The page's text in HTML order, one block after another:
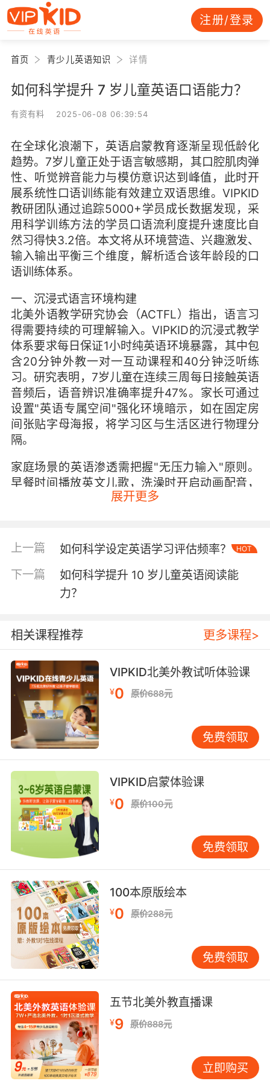
注册/登录
首页 青少儿英语知识 详情
如何科学提升 7 岁儿童英语口语能力？
有资有料 2025-06-08 06:39:54
在全球化浪潮下，英语启蒙教育逐渐呈现低龄化
趋势。7岁儿童正处于语言敏感期，其口腔肌肉弹
性、听觉辨音能力与模仿意识达到峰值，此时开
展系统性口语训练能有效建立双语思维。VIPKID
教研团队通过追踪5000+学员成长数据发现，采
用科学训练方法的学员口语流利度提升速度比自
然习得快3.2倍。本文将从环境营造、兴趣激发、
输入输出平衡三个维度，解析适合该年龄段的口
语训练体系。
一、沉浸式语言环境构建
北美外语教学研究协会（ACTFL）指出，语言习
得需要持续的可理解输入。VIPKID的沉浸式教学
体系要求每日保证1小时纯英语环境暴露，其中包
含20分钟外教一对一互动课程和40分钟泛听练
习。研究表明，7岁儿童在连续三周每日接触英语
音频后，语音辨识准确率提升47%。家长可通过
设置"英语专属空间"强化环境暗示，如在固定房
间张贴字母海报，将学习区与生活区进行物理分
隔。
家庭场景的英语渗透需把握"无压力输入"原则。
早餐时间播放英文儿歌，洗澡时开启动画配音，
利用碎片时间重复核心句型。值得注意的是，环
VIPKID课程中的"物体命名法"证实，持续三周的
二、趣味互动激发表达欲
VIPKID开发的"情景角色扮演系统"包含超市购
物、机场通关等50+模拟场景，通过虚拟道具增
强现实感。外教在课程中采用"TPR教学法"，
将"jump like a rabbit"等指令与动作示范结合，
激活孩子的镜像神经元系统。
竞争机制能有效提升输出质量。VIPKID的"星际口
语挑战"项目设置青铜到铂金段位，学员通过完
成"描述宠物""讲述周末"等任务获取勋章。数据显
示，87%的学员在段位晋升过程中主动拓展句型
结构。家长可延伸设计"家庭英语角"，用积分制
鼓励孩子用英语提出需求，如"I need a glass of
water"积累5分可兑换故事时间。
三、输入输出的黄金配比
哈佛大学双语研究中心建议，语言学习初期的输
入输出比例应保持在4:1。VIPKID智能课程系统自
动调节互动节奏，在25分钟课时中设置18分钟外
教引导输出和7分钟学生主动表达。这种"支架式
教学"既保证语言输入量，又给予充分的输出机
会。案例显示，坚持该模式6个月的学员，复杂句
使用频率提升3.5倍。
纠错策略直接影响输出信心。与传统的"错误即纠
正"不同，VIPKID采用"延迟修正法"，在孩子完成
表达后再用正确句式重复关键信息。例如当学员
说"I goed to park"，外教会回应"You went to
the park, that's awesome!"。这种处理方式使
94%的学员在三个月内自主修正语法错误，且没
有产生挫败感。
展开更多
上一篇 如何科学设定英语学习评估频率？ HOT
下一篇
如何科学提升 10 岁儿童英语阅读能
力？
相关课程推荐 更多课程>
VIPKID北美外教试听体验课
¥0 原价688元
免费领取
VIPKID启蒙体验课
¥0 原价100元
免费领取
100本原版绘本
¥0 原价288元
免费领取
五节北美外教直播课
¥9 原价888元
立即购买